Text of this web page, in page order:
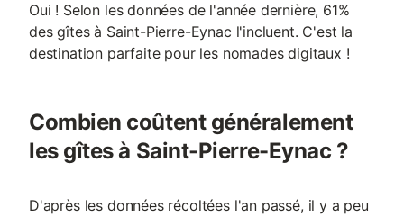
Oui ! Selon les données de l'année dernière, 61%
des gîtes à Saint-Pierre-Eynac l'incluent. C'est la
destination parfaite pour les nomades digitaux !
Combien coûtent généralement
les gîtes à Saint-Pierre-Eynac ?
D'après les données récoltées l'an passé, il y a peu